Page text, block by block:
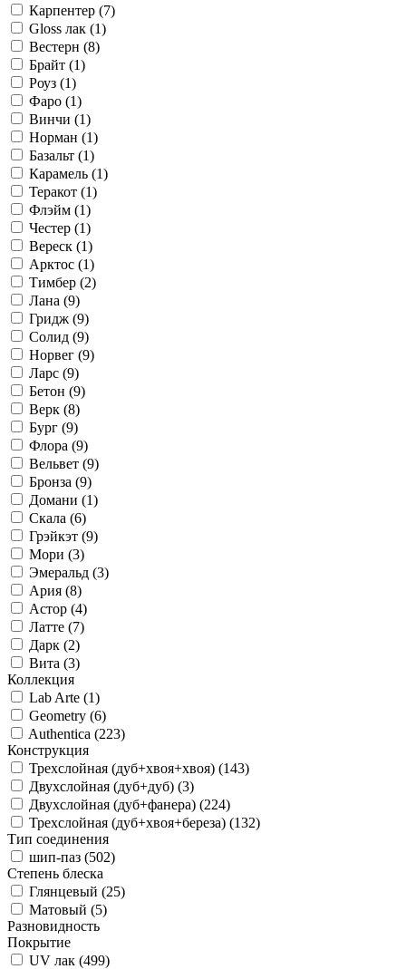
Карпентер (7)
Gloss лак (1)
Вестерн (8)
Брайт (1)
Роуз (1)
Фаро (1)
Винчи (1)
Норман (1)
Базальт (1)
Карамель (1)
Теракот (1)
Флэйм (1)
Честер (1)
Вереск (1)
Арктос (1)
Тимбер (2)
Лана (9)
Гридж (9)
Солид (9)
Норвег (9)
Ларс (9)
Бетон (9)
Верк (8)
Бург (9)
Флора (9)
Вельвет (9)
Бронза (9)
Домани (1)
Скала (6)
Грэйкэт (9)
Мори (3)
Эмеральд (3)
Ария (8)
Астор (4)
Латте (7)
Дарк (2)
Вита (3)
Коллекция
Lab Arte (1)
Geometry (6)
Authentica (223)
Конструкция
Трехслойная (дуб+хвоя+хвоя) (143)
Двухслойная (дуб+дуб) (3)
Двухслойная (дуб+фанера) (224)
Трехслойная (дуб+хвоя+береза) (132)
Тип соединения
шип-паз (502)
Степень блеска
Глянцевый (25)
Матовый (5)
Разновидность
Покрытие
UV лак (499)